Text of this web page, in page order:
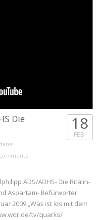
Die 18
FEB.
ADS/ADHS- Die Ritalin-
Aspartam- Befürworter:
2009 „Was ist los mit dem
tv/quarks/